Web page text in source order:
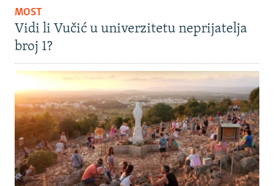
MOST
Vidi li Vučić u univerzitetu neprijatelja
broj 1?